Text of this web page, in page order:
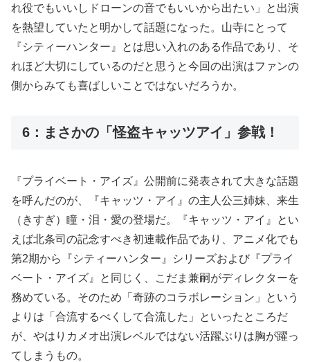
れ役でもいいしドローンの音でもいいから出たい」と出演
を熱望していたと明かして話題になった。山寺にとって
『シティーハンター』とは思い入れのある作品であり、そ
れほど大切にしているのだと思うと今回の出演はファンの
側からみても喜ばしいことではないだろうか。
6：まさかの「怪盗キャッツアイ」参戦！
『プライベート・アイズ』公開前に発表されて大きな話題
を呼んだのが、『キャッツ・アイ』の主人公三姉妹、来生
（きすぎ）瞳・泪・愛の登場だ。『キャッツ・アイ』とい
えば北条司の記念すべき初連載作品であり、アニメ化でも
第2期から『シティーハンター』シリーズおよび『プライ
ベート・アイズ』と同じく、こだま兼嗣がディレクターを
務めている。そのため「奇跡のコラボレーション」という
よりは「合流するべくして合流した」といったところだ
が、やはりカメオ出演レベルではない活躍ぶりは胸が躍っ
てしまうもの。